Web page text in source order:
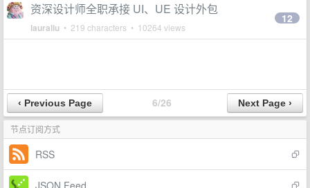
资深设计师全职承接 UI、UE 设计外包
lauraliu • 219 characters • 10264 views
12
6/26
节点订阅方式
RSS
JSON Feed